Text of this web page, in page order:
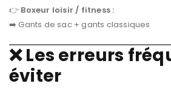
👉 Boxeur loisir / fitness :
➡️ Gants de sac + gants classiques
❌ Les erreurs
éviter